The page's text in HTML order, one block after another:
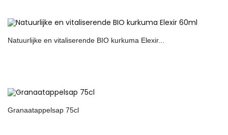
Natuurlijke en vitaliserende BIO kurkuma Elexir...
Granaatappelsap 75cl